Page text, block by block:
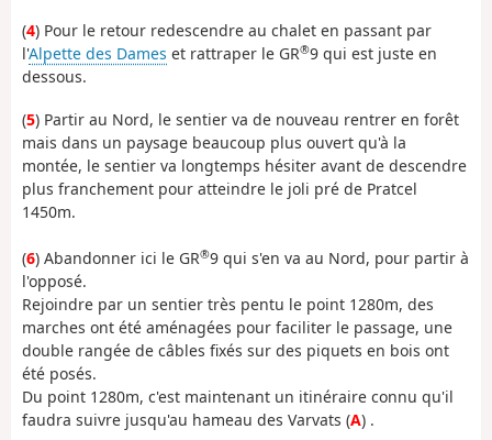
(4) Pour le retour redescendre au chalet en passant par
l'Alpette des Dames et rattraper le GR®9 qui est juste en
dessous.
(5) Partir au Nord, le sentier va de nouveau rentrer en forêt
mais dans un paysage beaucoup plus ouvert qu'à la
montée, le sentier va longtemps hésiter avant de descendre
plus franchement pour atteindre le joli pré de Pratcel
1450m.
(6) Abandonner ici le GR®9 qui s'en va au Nord, pour partir à
l'opposé.
Rejoindre par un sentier très pentu le point 1280m, des
marches ont été aménagées pour faciliter le passage, une
double rangée de câbles fixés sur des piquets en bois ont
été posés.
Du point 1280m, c'est maintenant un itinéraire connu qu'il
faudra suivre jusqu'au hameau des Varvats (A) .